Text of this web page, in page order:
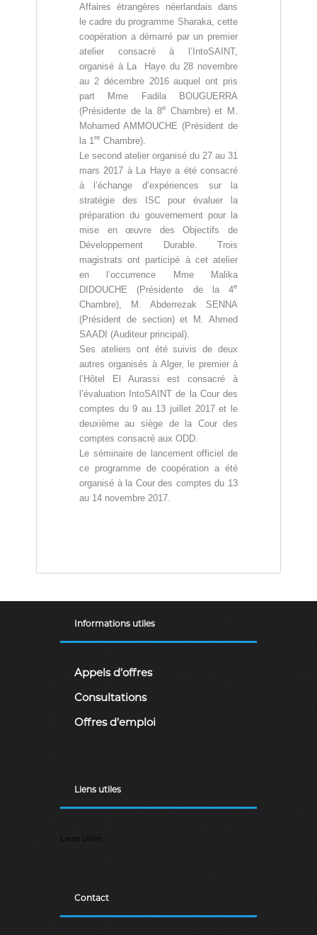
Affaires étrangères néerlandais dans
le cadre du programme Sharaka, cette
coopération a démarré par un premier
atelier consacré à l’IntoSAINT,
organisé à La Haye du 28 novembre
au 2 décembre 2016 auquel ont pris
part Mme Fadila BOUGUERRA
(Présidente de la 8e Chambre) et M.
Mohamed AMMOUCHE (Président de
la 1re Chambre).
Le second atelier organisé du 27 au 31
mars 2017 à La Haye a été consacré
à l’échange d’expériences sur la
stratégie des ISC pour évaluer la
préparation du gouvernement pour la
mise en œuvre des Objectifs de
Développement Durable. Trois
magistrats ont participé à cet atelier
en l’occurrence Mme Malika
DIDOUCHE (Présidente de la 4e
Chambre), M. Abderrezak SENNA
(Président de section) et M. Ahmed
SAADI (Auditeur principal).
Ses ateliers ont été suivis de deux
autres organisés à Alger, le premier à
l’Hôtel El Aurassi est consacré à
l’évaluation IntoSAINT de la Cour des
comptes du 9 au 13 juillet 2017 et le
deuxième au siège de la Cour des
comptes consacré aux ODD.
Le séminaire de lancement officiel de
ce programme de coopération a été
organisé à la Cour des comptes du 13
au 14 novembre 2017.
Informations utiles
Appels d’offres
Consultations
Offres d’emploi
Liens utiles
Liens utiles
Contact